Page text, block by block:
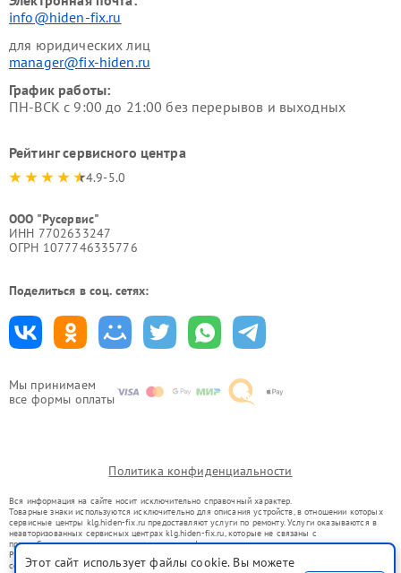
Мы принимаем
все формы оплаты
info@hiden-fix.ru
для юридических лиц
manager@fix-hiden.ru
График работы:
ПН-ВСК с 9:00 до 21:00 без перерывов и выходных
Рейтинг сервисного центра
4.9-5.0
ООО "Русервис"
ИНН 7702633247
ОГРН 1077746335776
Поделиться в соц. сетях:
Политика конфиденциальности
Вся информация на сайте носит исключительно справочный характер.
Товарные знаки используются исключительно для описания устройств, в отношении которых
сервисные центры klg.hiden-fix.ru предоставляют услуги по ремонту. Услуги оказываются в
неавторизованных сервисных центрах klg.hiden-fix.ru, которые не связаны с
правообладателями товарных знаков или их официальными представителями.
Ремонт осуществляется для устройств, уже введенных в гражданский оборот в соответствии
со статьей 1487 ГК РФ.
Этот сайт использует файлы cookie. Вы можете